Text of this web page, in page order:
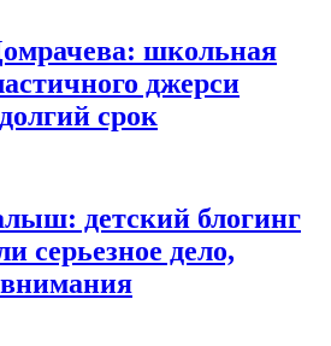
школьная
джерси
срок
детский блогинг
серьезное дело,